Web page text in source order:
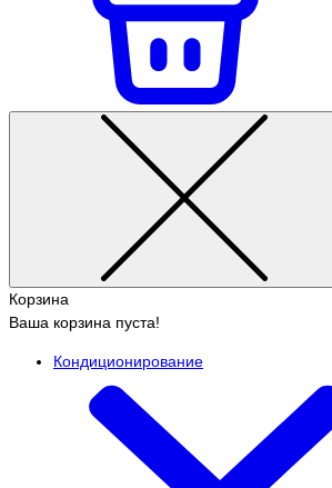
Корзина
Ваша корзина пуста!
Кондиционирование